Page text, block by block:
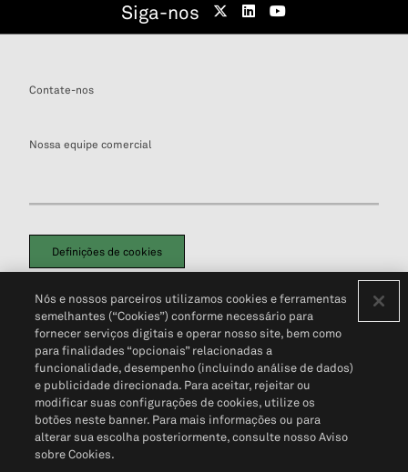
Siga-nos
Contate-nos
Nossa equipe comercial
Definições de cookies
Política de PrivacidadePortal de privacidade do cliente (em inglês)
Não Venda Minhas Informações Pessoais© 2026 S&P Global
Nós e nossos parceiros utilizamos cookies e ferramentas
semelhantes (“Cookies”) conforme necessário para
fornecer serviços digitais e operar nosso site, bem como
para finalidades “opcionais” relacionadas a
funcionalidade, desempenho (incluindo análise de dados)
e publicidade direcionada. Para aceitar, rejeitar ou
modificar suas configurações de cookies, utilize os
botões neste banner. Para mais informações ou para
alterar sua escolha posteriormente, consulte nosso Aviso
sobre Cookies.